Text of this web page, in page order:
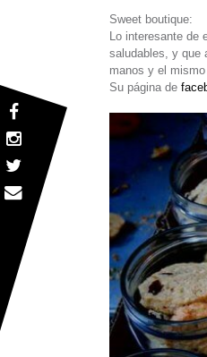
Sweet boutique:
Lo interesante
saludables, y que
manos y el mismo
Su página de